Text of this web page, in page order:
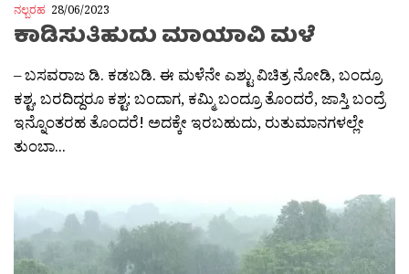
ನಲ್ಬರಹ 28/06/2023
ಕಾಡಿಸುತಿಹುದು ಮಾಯಾವಿ ಮಳೆ
– ಬಸವರಾಜ ಡಿ. ಕಡಬಡಿ. ಈ ಮಳೆನೇ ಎಶ್ಟು ವಿಚಿತ್ರ ನೋಡಿ, ಬಂದ್ರೂ
ಕಶ್ಟ, ಬರದಿದ್ದರೂ ಕಶ್ಟ; ಬಂದಾಗ, ಕಮ್ಮಿ ಬಂದ್ರೂ ತೊಂದರೆ, ಜಾಸ್ತಿ ಬಂದ್ರೆ
ಇನ್ನೊಂತರಹ ತೊಂದರೆ! ಅದಕ್ಕೇ ಇರಬಹುದು, ರುತುಮಾನಗಳಲ್ಲೇ
ತುಂಬಾ...